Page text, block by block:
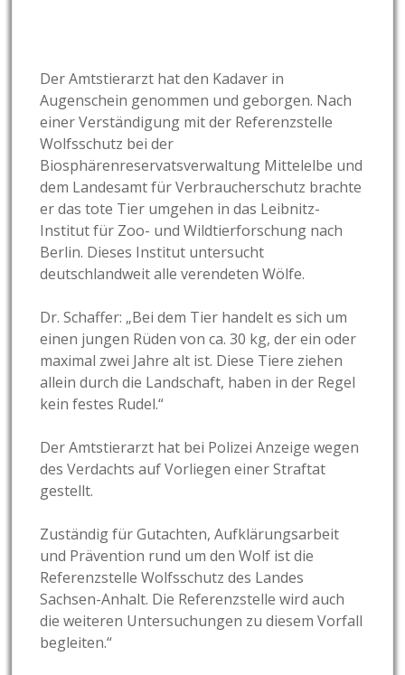
Der Amtstierarzt hat den Kadaver in
Augenschein genommen und geborgen. Nach
einer Verständigung mit der Referenzstelle
Wolfsschutz bei der
Biosphärenreservatsverwaltung Mittelelbe und
dem Landesamt für Verbraucherschutz brachte
er das tote Tier umgehen in das Leibnitz-
Institut für Zoo- und Wildtierforschung nach
Berlin. Dieses Institut untersucht
deutschlandweit alle verendeten Wölfe.
Dr. Schaffer: „Bei dem Tier handelt es sich um
einen jungen Rüden von ca. 30 kg, der ein oder
maximal zwei Jahre alt ist. Diese Tiere ziehen
allein durch die Landschaft, haben in der Regel
kein festes Rudel.“
Der Amtstierarzt hat bei Polizei Anzeige wegen
des Verdachts auf Vorliegen einer Straftat
gestellt.
Zuständig für Gutachten, Aufklärungsarbeit
und Prävention rund um den Wolf ist die
Referenzstelle Wolfsschutz des Landes
Sachsen-Anhalt. Die Referenzstelle wird auch
die weiteren Untersuchungen zu diesem Vorfall
begleiten.“